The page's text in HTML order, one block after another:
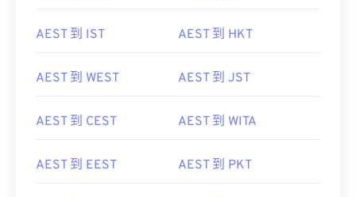
AEST 到 IST AEST 到 HKT
AEST 到 WEST AEST 到 JST
AEST 到 CEST AEST 到 WITA
AEST 到 EEST AEST 到 PKT